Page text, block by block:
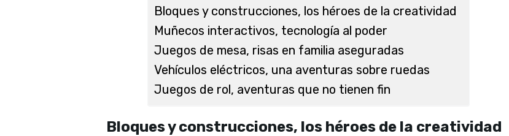
Bloques y construcciones, los héroes de la creatividad
Muñecos interactivos, tecnología al poder
Juegos de mesa, risas en familia aseguradas
Vehículos eléctricos, una aventuras sobre ruedas
Juegos de rol, aventuras que no tienen fin
Bloques y construcciones, los héroes de la creatividad